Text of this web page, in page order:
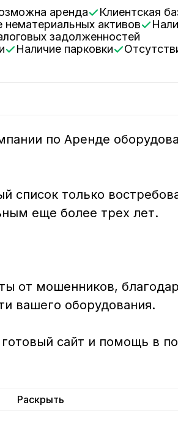
аренда Клиентская
нематериальных активов
задолженностей
Наличие парковки
по Аренде
список только
еще более трех лет.
от мошенников,
вашего оборудования.
сайт и помощь в
Раскрыть